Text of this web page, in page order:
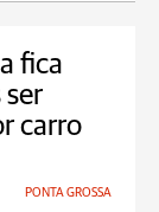
fica
carro
PONTA GROSSA